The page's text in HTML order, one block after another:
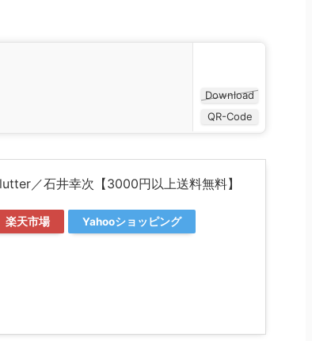
Download
QR-Code
／石井幸次【3000円以上送料無料】
楽天市場 Yahooショッピング